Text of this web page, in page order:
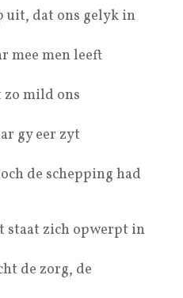
uit, dat ons gelyk in
mee men leeft
zo mild ons
gy eer zyt
de schepping had
staat zich opwerpt in
de zorg, de